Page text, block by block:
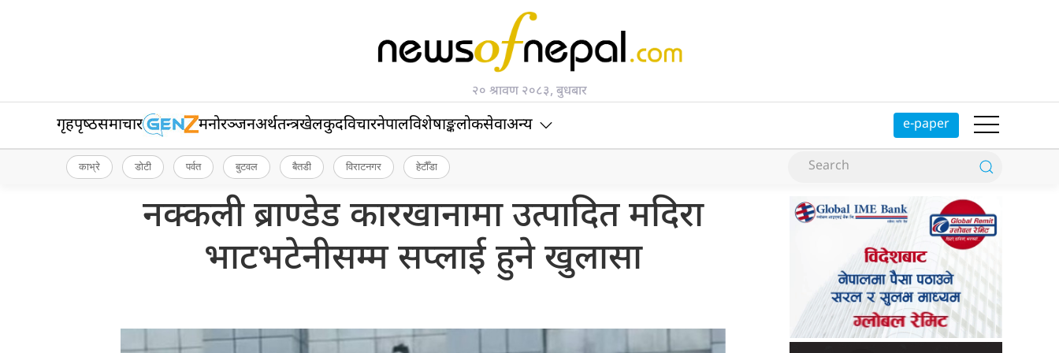
२० श्रावण २०८३, बुधबार
गृहपृष्‍ठसमाचार मनोरञ्जनअर्थतन्त्रखेलकुदविचारनेपालविशेषाङ्कलोकसेवाअन्य e-paper
काभ्रे डोटी पर्वत बुटवल बैतडी विराटनगर हेटौँडा
नक्कली ब्राण्डेड कारखानामा उत्पादित मदिरा
भाटभटेनीसम्म सप्लाई हुने खुलासा